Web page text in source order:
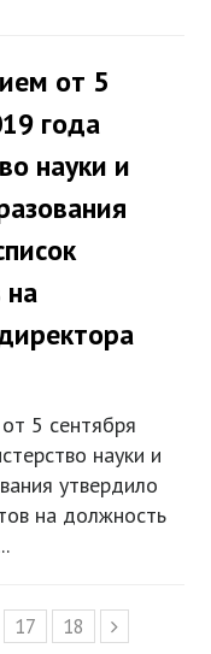
от 5
года
науки и
на
5 сентября
науки и
утвердило
на должность
Page
17 Page
18